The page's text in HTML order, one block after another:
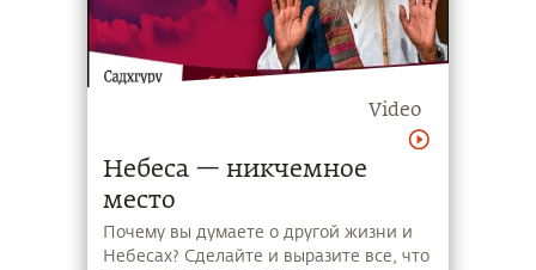
Video
Небеса — никчемное
место
Почему вы думаете о другой жизни и
Небесах? Сделайте и выразите все, что